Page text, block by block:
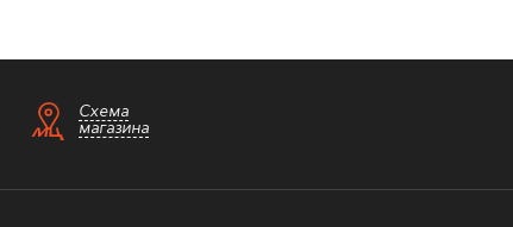
Схема
магазина